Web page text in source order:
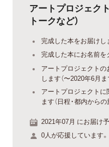
アートプロジェクト
トークなど）
完成した本をお届けし
完成した本にお名前を
アートプロジェクト
します（〜2020年6月ま
アートプロジェクト
ます（日程・都内から
2021年07月 にお届け
0人が応援しています。